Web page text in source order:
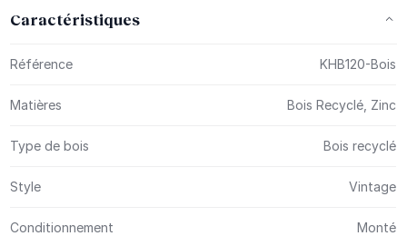
Caractéristiques
Référence KHB120-Bois
Matières Bois Recyclé, Zinc
Type de bois Bois recyclé
Style Vintage
Conditionnement Monté